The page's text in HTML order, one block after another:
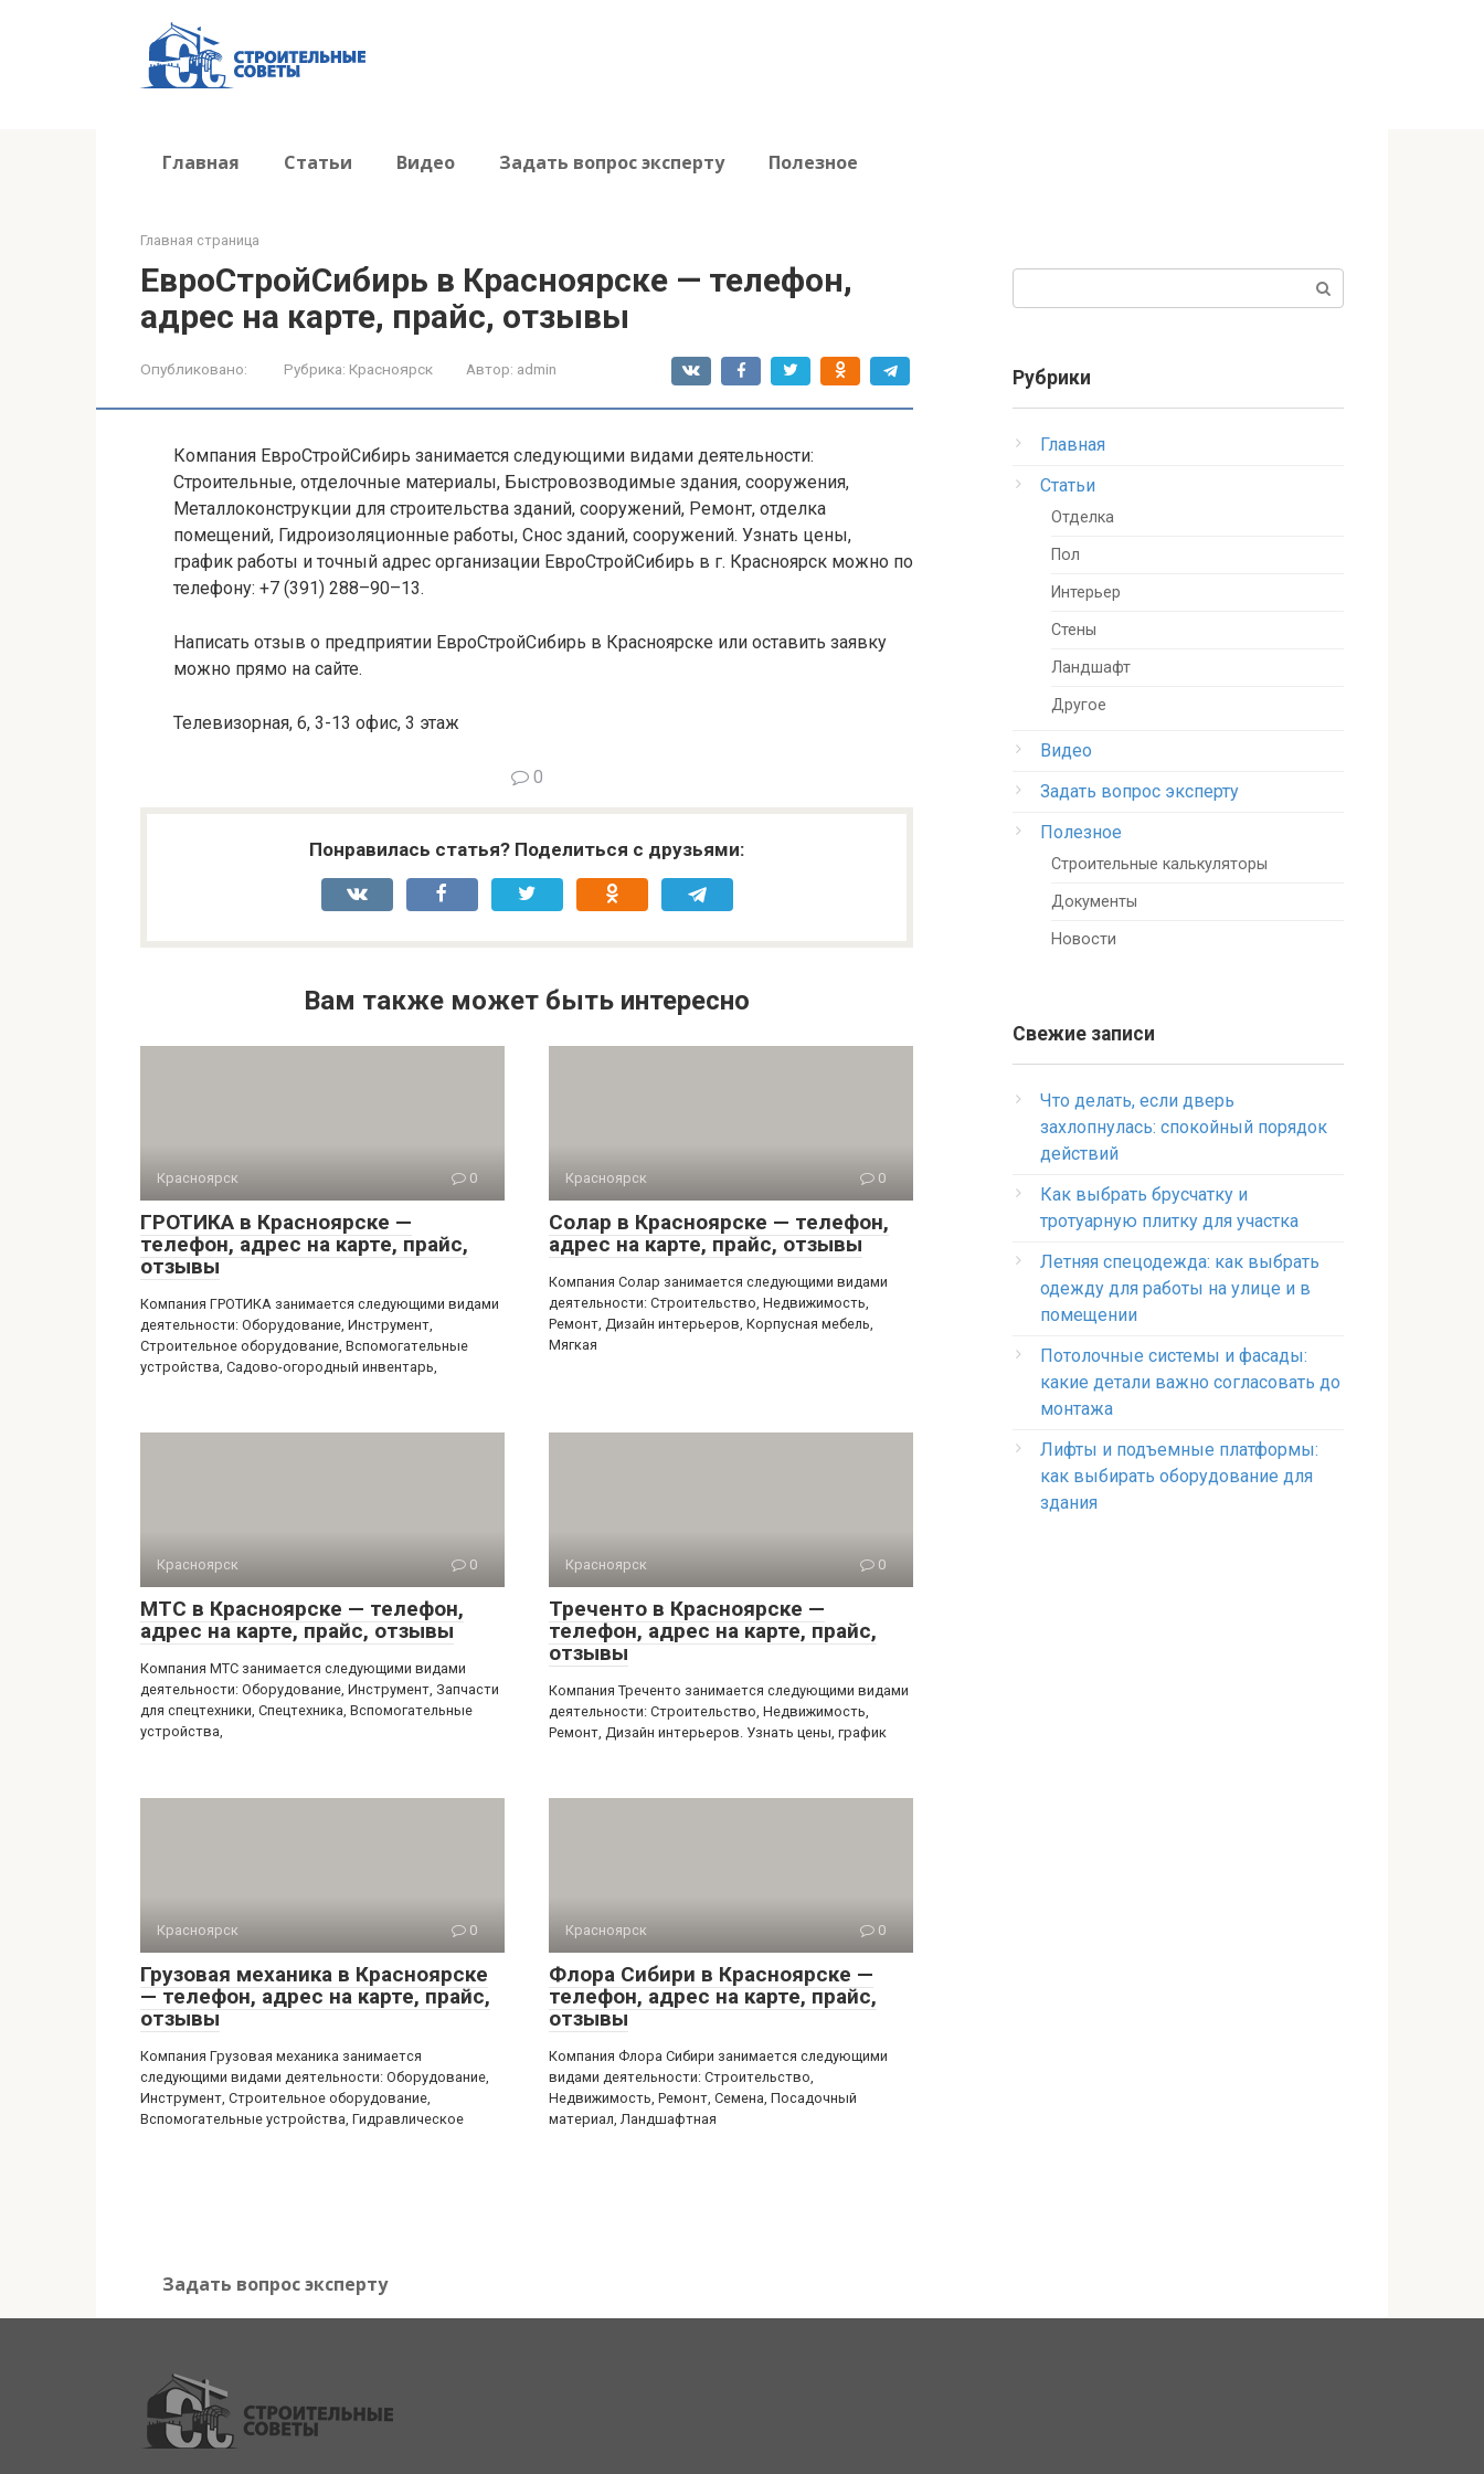
Главная Статьи Видео Задать вопрос эксперту Полезное
Главная страница
ЕвроСтройСибирь в Красноярске — телефон,
адрес на карте, прайс, отзывы
Опубликовано: Рубрика: Красноярск Автор: admin
Компания ЕвроСтройСибирь занимается следующими видами деятельности:
Строительные, отделочные материалы, Быстровозводимые здания, сооружения,
Металлоконструкции для строительства зданий, сооружений, Ремонт, отделка
помещений, Гидроизоляционные работы, Снос зданий, сооружений. Узнать цены,
график работы и точный адрес организации ЕвроСтройСибирь в г. Красноярск можно по
телефону: +7 (391) 288–90–13.
Написать отзыв о предприятии ЕвроСтройСибирь в Красноярске или оставить заявку
можно прямо на сайте.
Телевизорная, 6, 3-13 офис, 3 этаж
0
Понравилась статья? Поделиться с друзьями:
Вам также может быть интересно
Красноярск 0
ГРОТИКА в Красноярске —
телефон, адрес на карте, прайс,
отзывы
Компания ГРОТИКА занимается следующими видами
деятельности: Оборудование, Инструмент,
Строительное оборудование, Вспомогательные
устройства, Садово-огородный инвентарь,
Красноярск 0
Солар в Красноярске — телефон,
адрес на карте, прайс, отзывы
Компания Солар занимается следующими видами
деятельности: Строительство, Недвижимость,
Ремонт, Дизайн интерьеров, Корпусная мебель,
Мягкая
Красноярск 0
МТС в Красноярске — телефон,
адрес на карте, прайс, отзывы
Компания МТС занимается следующими видами
деятельности: Оборудование, Инструмент, Запчасти
для спецтехники, Спецтехника, Вспомогательные
устройства,
Красноярск 0
Треченто в Красноярске —
телефон, адрес на карте, прайс,
отзывы
Компания Треченто занимается следующими видами
деятельности: Строительство, Недвижимость,
Ремонт, Дизайн интерьеров. Узнать цены, график
Красноярск 0
Грузовая механика в Красноярске
— телефон, адрес на карте, прайс,
отзывы
Компания Грузовая механика занимается
следующими видами деятельности: Оборудование,
Инструмент, Строительное оборудование,
Вспомогательные устройства, Гидравлическое
Красноярск 0
Флора Сибири в Красноярске —
телефон, адрес на карте, прайс,
отзывы
Компания Флора Сибири занимается следующими
видами деятельности: Строительство,
Недвижимость, Ремонт, Семена, Посадочный
материал, Ландшафтная
Рубрики
Главная
Статьи
Отделка
Пол
Интерьер
Стены
Ландшафт
Другое
Видео
Задать вопрос эксперту
Полезное
Строительные калькуляторы
Документы
Новости
Свежие записи
Что делать, если дверь
захлопнулась: спокойный порядок
действий
Как выбрать брусчатку и
тротуарную плитку для участка
Летняя спецодежда: как выбрать
одежду для работы на улице и в
помещении
Потолочные системы и фасады:
какие детали важно согласовать до
монтажа
Лифты и подъемные платформы:
как выбирать оборудование для
здания
Задать вопрос эксперту